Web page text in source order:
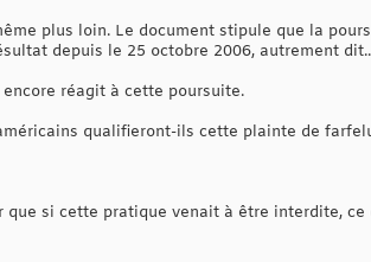
plus loin. Le document stipule que la
depuis le 25 octobre 2006, autrement
encore réagit à cette poursuite.
qualifieront-ils cette plainte de
si cette pratique venait à être interdite,